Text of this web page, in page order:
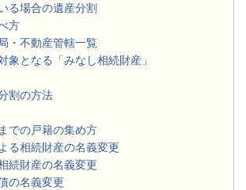
る場合の遺産分割
方
・不動産管轄一覧
象となる「みなし相続財産」
割の方法
での戸籍の集め方
る相続財産の名義変更
続財産の名義変更
の名義変更